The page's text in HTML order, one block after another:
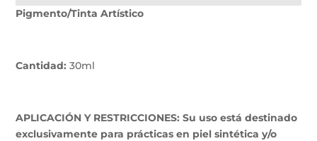
Pigmento/Tinta Artístico
Cantidad: 30ml
APLICACIÓN Y RESTRICCIONES: Su uso está destinado
exclusivamente para prácticas en piel sintética y/o